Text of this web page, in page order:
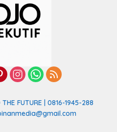
FUTURE | 0816-1945-288